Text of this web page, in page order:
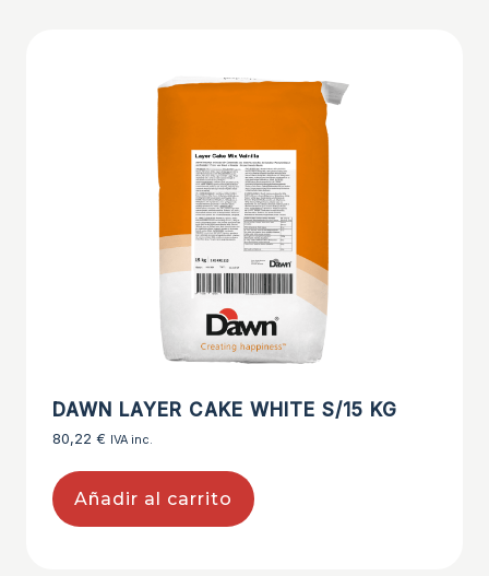
DAWN LAYER CAKE WHITE S/15 KG
80,22 € IVA inc.
Añadir al carrito